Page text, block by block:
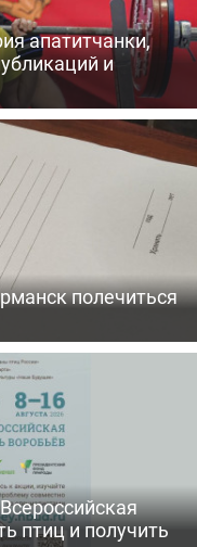
апатитчанки,
и
полечиться
птиц и получить